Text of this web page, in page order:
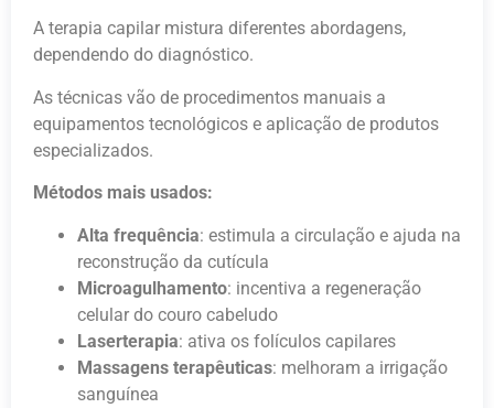
A terapia capilar mistura diferentes abordagens,
dependendo do diagnóstico.
As técnicas vão de procedimentos manuais a
equipamentos tecnológicos e aplicação de produtos
especializados.
Métodos mais usados:
Alta frequência: estimula a circulação e ajuda na
reconstrução da cutícula
Microagulhamento: incentiva a regeneração
celular do couro cabeludo
Laserterapia: ativa os folículos capilares
Massagens terapêuticas: melhoram a irrigação
sanguínea